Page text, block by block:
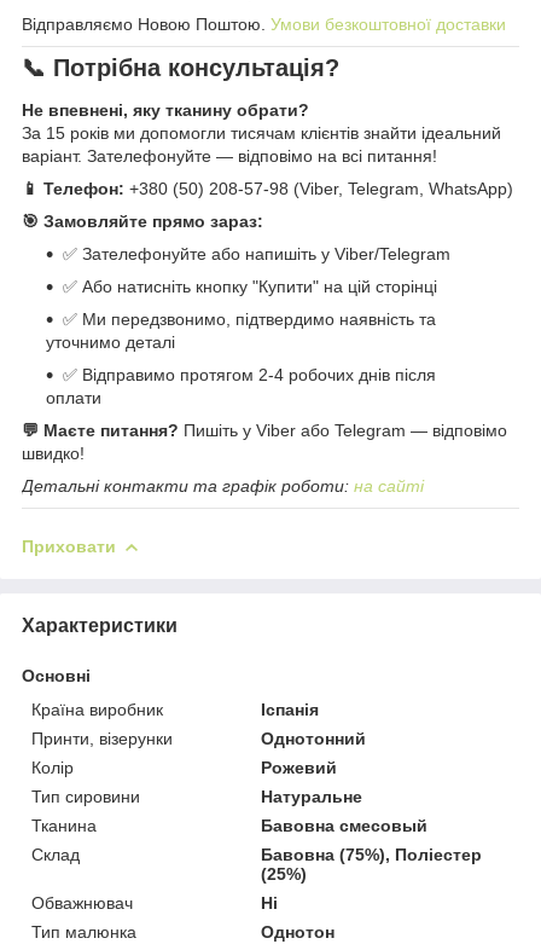
Відправляємо Новою Поштою. Умови безкоштовної доставки
📞 Потрібна консультація?
Не впевнені, яку тканину обрати?
За 15 років ми допомогли тисячам клієнтів знайти ідеальний
варіант. Зателефонуйте — відповімо на всі питання!
📱 Телефон: +380 (50) 208-57-98 (Viber, Telegram, WhatsApp)
🎯 Замовляйте прямо зараз:
✅ Зателефонуйте або напишіть у Viber/Telegram
✅ Або натисніть кнопку "Купити" на цій сторінці
✅ Ми передзвонимо, підтвердимо наявність та
уточнимо деталі
✅ Відправимо протягом 2-4 робочих днів після
оплати
💬 Маєте питання? Пишіть у Viber або Telegram — відповімо
швидко!
Детальні контакти та графік роботи: на сайті
Приховати
Характеристики
Основні
Країна виробник
Іспанія
Принти, візерунки
Однотонний
Колір
Рожевий
Тип сировини
Натуральне
Тканина
Бавовна смесовый
Склад
Бавовна (75%), Поліестер
(25%)
Обважнювач
Ні
Тип малюнка
Однотон